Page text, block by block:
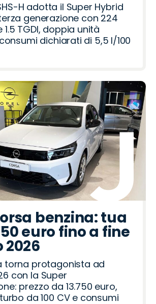
H adotta il Super Hybrid
generazione con 224
TGDI, doppia unità
dichiarati di 5,5 l/100
benzina: tua
euro fino a fine
torna protagonista ad
con la Super
prezzo da 13.750 euro,
da 100 CV e consumi